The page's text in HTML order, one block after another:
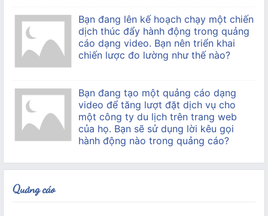
Bạn đang lên kế hoạch chạy một chiến
dịch thúc đẩy hành động trong quảng
cáo dạng video. Bạn nên triển khai
chiến lược đo lường như thế nào?
Bạn đang tạo một quảng cáo dạng
video để tăng lượt đặt dịch vụ cho
một công ty du lịch trên trang web
của họ. Bạn sẽ sử dụng lời kêu gọi
hành động nào trong quảng cáo?
Quảng cáo